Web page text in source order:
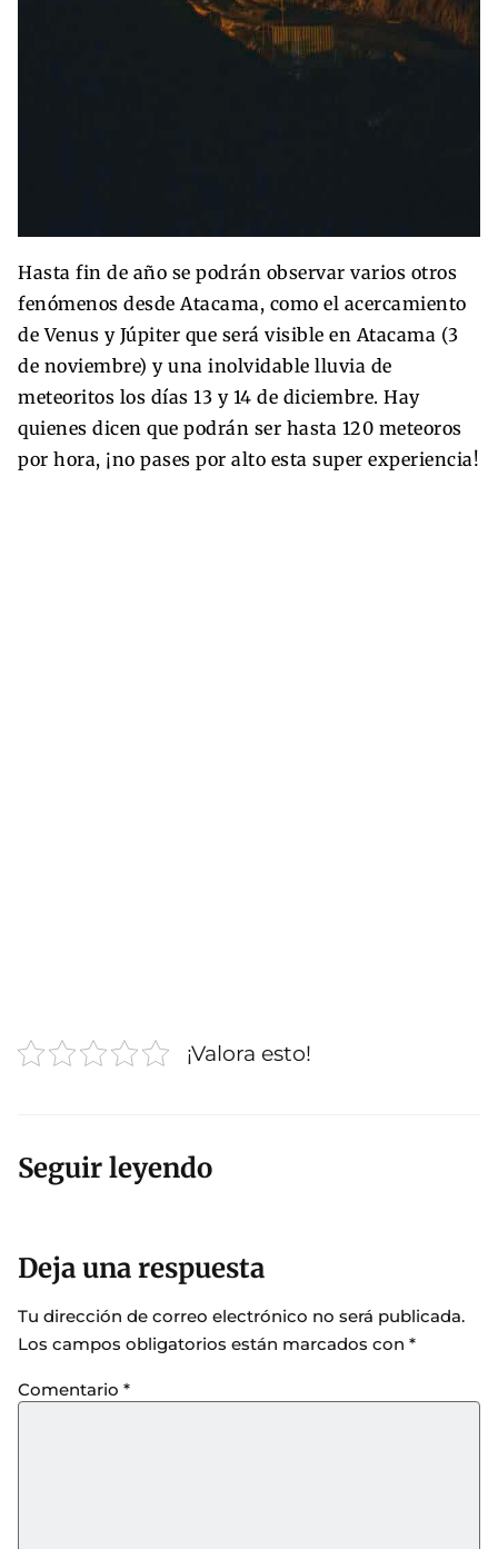
Hasta fin de año se podrán observar varios otros
fenómenos desde Atacama, como el acercamiento
de Venus y Júpiter que será visible en Atacama (3
de noviembre) y una inolvidable lluvia de
meteoritos los días 13 y 14 de diciembre. Hay
quienes dicen que podrán ser hasta 120 meteoros
por hora, ¡no pases por alto esta super experiencia!
¡Valora esto!
Seguir leyendo
Deja una respuesta
Tu dirección de correo electrónico no será publicada.
Los campos obligatorios están marcados con *
Comentario *